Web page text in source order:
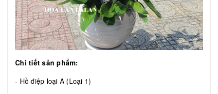
Chi tiết sản phẩm:
- Hồ điệp loại A (Loại 1)